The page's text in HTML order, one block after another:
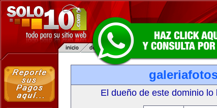
El dueño de este dominio lo